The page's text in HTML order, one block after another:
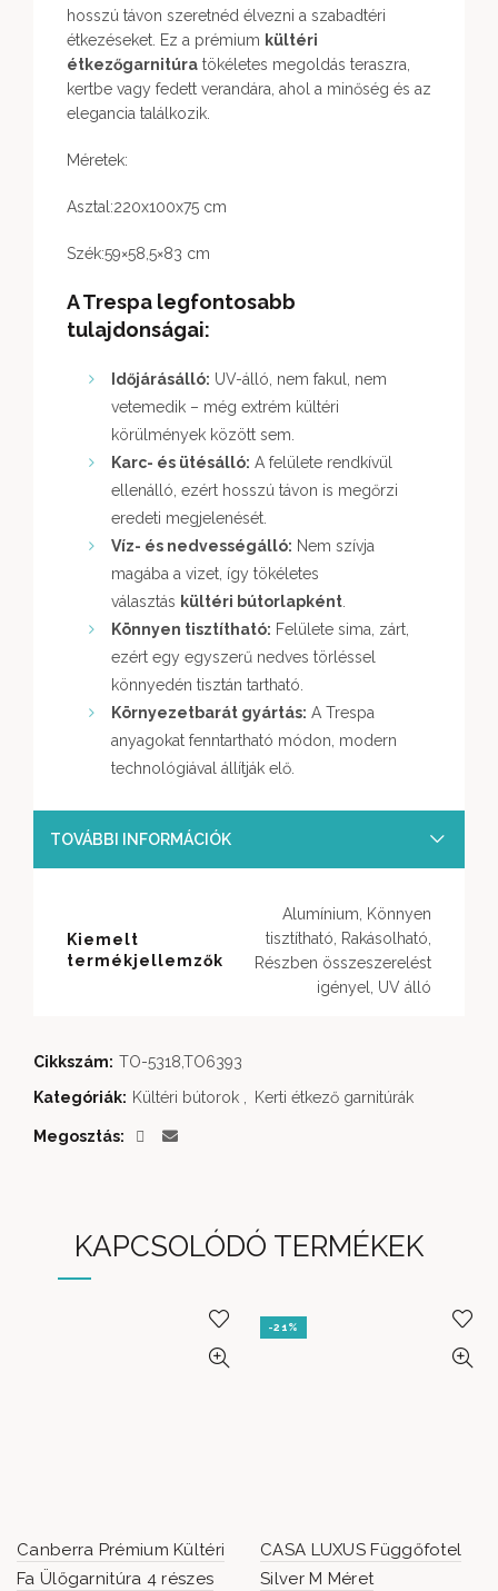
hosszú távon szeretnéd élvezni a szabadtéri
étkezéseket. Ez a prémium kültéri
étkezőgarnitúra tökéletes megoldás teraszra,
kertbe vagy fedett verandára, ahol a minőség és az
elegancia találkozik.
Méretek:
Asztal:220x100x75 cm
Szék:59×58,5×83 cm
A Trespa legfontosabb
tulajdonságai:
Időjárásálló: UV-álló, nem fakul, nem
vetemedik – még extrém kültéri
körülmények között sem.
Karc- és ütésálló: A felülete rendkívül
ellenálló, ezért hosszú távon is megőrzi
eredeti megjelenését.
Víz- és nedvességálló: Nem szívja
magába a vizet, így tökéletes
választás kültéri bútorlapként.
Könnyen tisztítható: Felülete sima, zárt,
ezért egy egyszerű nedves törléssel
könnyedén tisztán tartható.
Környezetbarát gyártás: A Trespa
anyagokat fenntartható módon, modern
technológiával állítják elő.
TOVÁBBI INFORMÁCIÓK
Kiemelt
termékjellemzők
Alumínium, Könnyen
tisztítható, Rakásolható,
Részben összeszerelést
igényel, UV álló
Cikkszám: TO-5318,TO6393
Kategóriák: Kültéri bútorok , Kerti étkező garnitúrák
Megosztás
KAPCSOLÓDÓ TERMÉKEK
Canberra Prémium Kültéri
Fa Ülőgarnitúra 4 részes
-21%
CASA LUXUS Függőfotel
Silver M Méret